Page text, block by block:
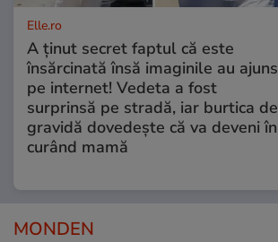
Elle.ro
A ținut secret faptul că este
însărcinată însă imaginile au ajuns
pe internet! Vedeta a fost
surprinsă pe stradă, iar burtica de
gravidă dovedește că va deveni în
curând mamă
MONDEN